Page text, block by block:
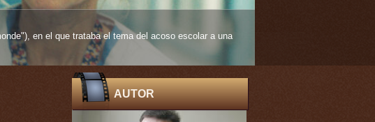
desde edad muy temprana. De ello nos habla
AUTOR